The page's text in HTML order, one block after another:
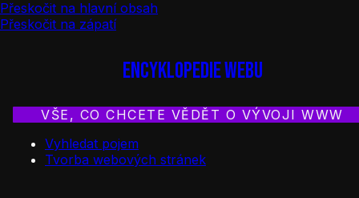
Přeskočit na hlavní obsah
Přeskočit na zápatí
Encyklopedie webu
VŠE, CO CHCETE VĚDĚT O VÝVOJI WWW
Vyhledat pojem
Tvorba webových stránek